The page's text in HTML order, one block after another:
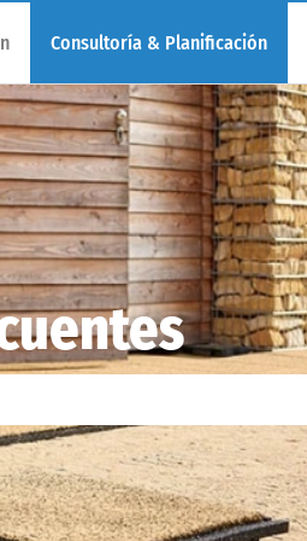
Consultoría & Planificación